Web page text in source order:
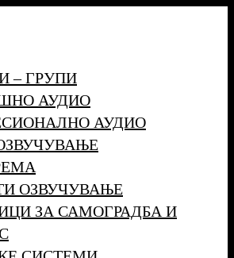
– ГРУПИ
АУДИО
АУДИО
ОЗВУЧУВАЊЕ
ЗА САМОГРАДБА И